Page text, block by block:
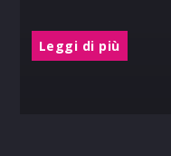
Leggi di più